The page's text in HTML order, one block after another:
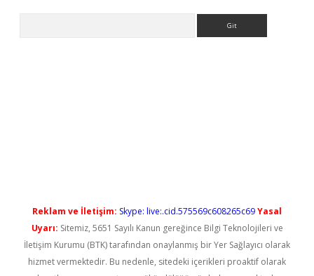
Reklam ve İletişim: Skype: live:.cid.575569c608265c69Yasal
Uyarı: Sitemiz, 5651 Sayılı Kanun gereğince Bilgi Teknolojileri ve
İletişim Kurumu (BTK) tarafından onaylanmış bir Yer Sağlayıcı olarak
hizmet vermektedir. Bu nedenle, sitedeki içerikleri proaktif olarak